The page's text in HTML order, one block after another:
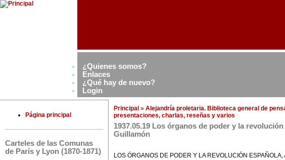
¿Quienes somos?
Enlaces
¿Qué hay de nuevo?
Login
Página principal
Carteles de las Comunas
de París y Lyon (1870-1871)
Principal » Alejandría proletaria. Biblioteca general de
presentaciones, charlas, reseñas y varios
1937.05.19 Los órganos de poder y la
Guillamón
LOS ÓRGANOS DE PODER Y LA REVOLUCIÓN